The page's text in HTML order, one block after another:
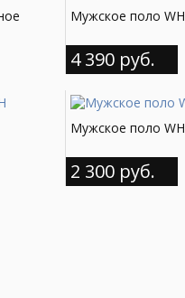
Мужское поло WH
4 390 руб.
Мужское поло WH
2 300 руб.